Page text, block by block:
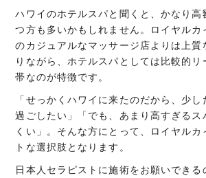
ハワイのホテルスパと聞くと、かなり高
つ方も多いかもしれません。ロイヤルカ
のカジュアルなマッサージ店よりは上質
りながら、ホテルスパとしては比較的リ
帯なのが特徴です。
「せっかくハワイに来たのだから、少
過ごしたい」「でも、あまり高すぎるス
くい」。そんな方にとって、ロイヤルカ
トな選択肢となります。
日本人セラピストに施術をお願いできる